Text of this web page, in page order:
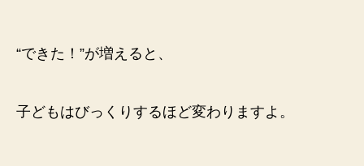
“できた！”が増えると、
子どもはびっくりするほど変わりますよ。